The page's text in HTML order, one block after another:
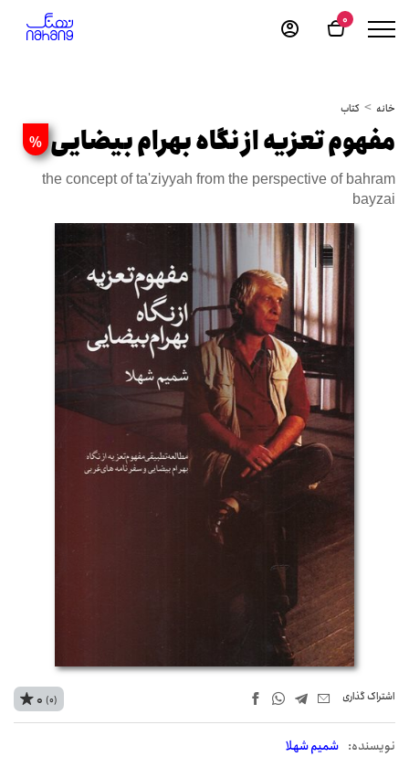
0
خانه کتاب
% مفهوم تعزیه از نگاه بهرام بیضایی
the concept of ta'ziyyah from the perspective of bahram
bayzai
اشتراک‌ گذاری
نويسنده: شمیم شهلا
0 (0)